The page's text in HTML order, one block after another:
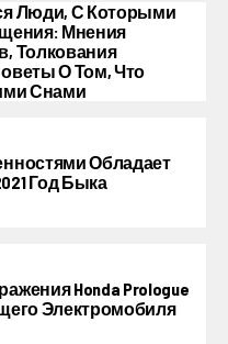
Люди, С Которыми
Мнения
Толкования
О Том, Что
Снами
Обладает
Год Быка
Honda Prologue
Электромобиля